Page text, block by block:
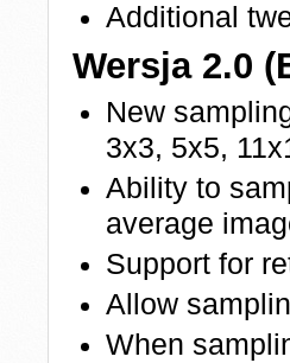
Additional
Wersja 2.0
New
3x3, 5x5,
Ability to
average
Support for
Allow
When